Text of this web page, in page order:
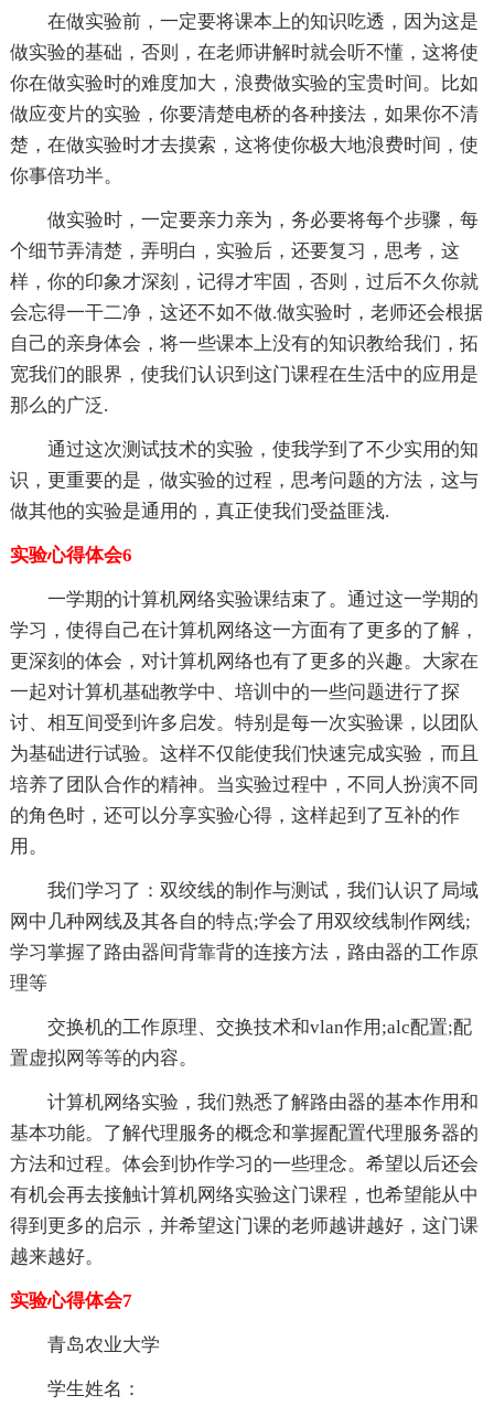
在做实验前，一定要将课本上的知识吃透，因为这是
做实验的基础，否则，在老师讲解时就会听不懂，这将使
你在做实验时的难度加大，浪费做实验的宝贵时间。比如
做应变片的实验，你要清楚电桥的各种接法，如果你不清
楚，在做实验时才去摸索，这将使你极大地浪费时间，使
你事倍功半。
做实验时，一定要亲力亲为，务必要将每个步骤，每
个细节弄清楚，弄明白，实验后，还要复习，思考，这
样，你的印象才深刻，记得才牢固，否则，过后不久你就
会忘得一干二净，这还不如不做.做实验时，老师还会根据
自己的亲身体会，将一些课本上没有的知识教给我们，拓
宽我们的眼界，使我们认识到这门课程在生活中的应用是
那么的广泛.
通过这次测试技术的实验，使我学到了不少实用的知
识，更重要的是，做实验的过程，思考问题的方法，这与
做其他的实验是通用的，真正使我们受益匪浅.
实验心得体会6
一学期的计算机网络实验课结束了。通过这一学期的
学习，使得自己在计算机网络这一方面有了更多的了解，
更深刻的体会，对计算机网络也有了更多的兴趣。大家在
一起对计算机基础教学中、培训中的一些问题进行了探
讨、相互间受到许多启发。特别是每一次实验课，以团队
为基础进行试验。这样不仅能使我们快速完成实验，而且
培养了团队合作的精神。当实验过程中，不同人扮演不同
的角色时，还可以分享实验心得，这样起到了互补的作
用。
我们学习了：双绞线的制作与测试，我们认识了局域
网中几种网线及其各自的特点;学会了用双绞线制作网线;
学习掌握了路由器间背靠背的连接方法，路由器的工作原
理等
交换机的工作原理、交换技术和vlan作用;alc配置;配
置虚拟网等等的内容。
计算机网络实验，我们熟悉了解路由器的基本作用和
基本功能。了解代理服务的概念和掌握配置代理服务器的
方法和过程。体会到协作学习的一些理念。希望以后还会
有机会再去接触计算机网络实验这门课程，也希望能从中
得到更多的启示，并希望这门课的老师越讲越好，这门课
越来越好。
实验心得体会7
青岛农业大学
学生姓名：